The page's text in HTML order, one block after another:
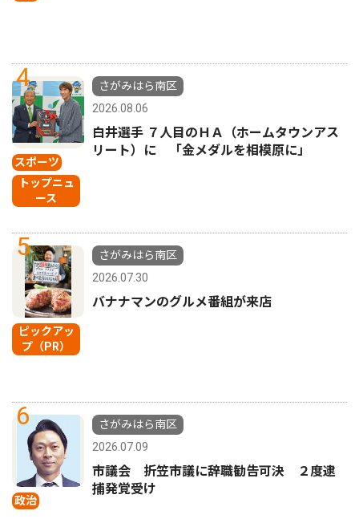
4
スポーツ
トップニュ
ース
さがみはら南区
2026.08.06
白井選手 ７人目のＨＡ（ホームタウンアス
リート）に 「金メダルを相模原に」
5
ピックアッ
プ（PR）
さがみはら南区
2026.07.30
バナナマンのグルメ番組が来店
6
政治
さがみはら南区
2026.07.09
市議会 折笠市議に辞職勧告可決 ２度逮
捕発覚受け